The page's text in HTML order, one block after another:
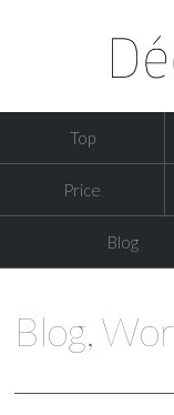
Top
Price
Blog
Blog,